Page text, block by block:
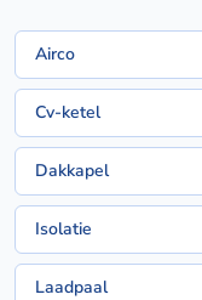
Airco
Cv-ketel
Dakkapel
Isolatie
Laadpaal